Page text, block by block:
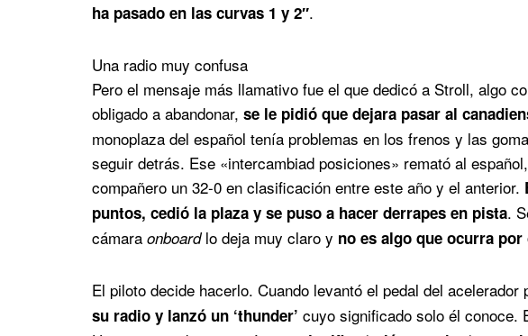
ha pasado en las curvas 1 y 2″.
Una radio muy confusa
Pero el mensaje más llamativo fue el que dedicó a Stroll, algo
obligado a abandonar, se le pidió que dejara pasar al
monoplaza del español tenía problemas en los frenos y las
seguir detrás. Ese «intercambiad posiciones» remató al
compañero un 32-0 en clasificación entre este año y el anterior.
puntos, cedió la plaza y se puso a hacer derrapes en pista.
cámara onboardlo deja muy claro y no es algo que ocurra por
El piloto decide hacerlo. Cuando levantó el pedal del acelerador
su radio y lanzó un ‘thunder’ cuyo significado solo él conoce.